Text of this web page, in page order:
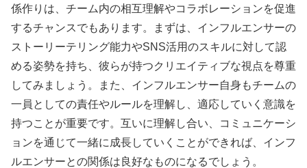
係作りは、チーム内の相互理解やコラボレーションを促進
するチャンスでもあります。まずは、インフルエンサーの
ストーリーテリング能力やSNS活用のスキルに対して認
める姿勢を持ち、彼らが持つクリエイティブな視点を尊重
してみましょう。また、インフルエンサー自身もチームの
一員としての責任やルールを理解し、適応していく意識を
持つことが重要です。互いに理解し合い、コミュニケーシ
ョンを通じて一緒に成長していくことができれば、インフ
ルエンサーとの関係は良好なものになるでしょう。